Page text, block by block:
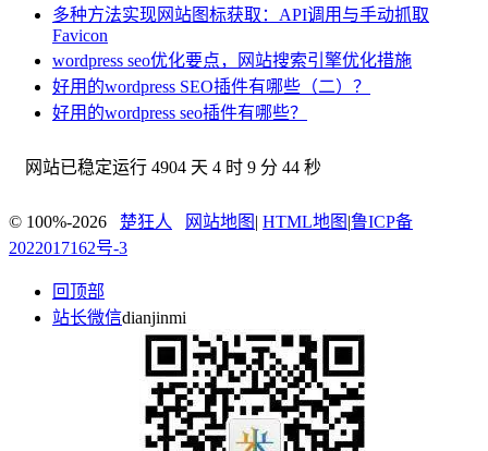
多种方法实现网站图标获取：API调用与手动抓取
Favicon
wordpress seo优化要点，网站搜索引擎优化措施
好用的wordpress SEO插件有哪些（二）？
好用的wordpress seo插件有哪些？
网站已稳定运行 4904 天 4 时 9 分 45 秒
© 100%-2026 楚狂人 网站地图 | HTML地图 |鲁ICP备
2022017162号-3
回顶部
站长微信dianjinmi